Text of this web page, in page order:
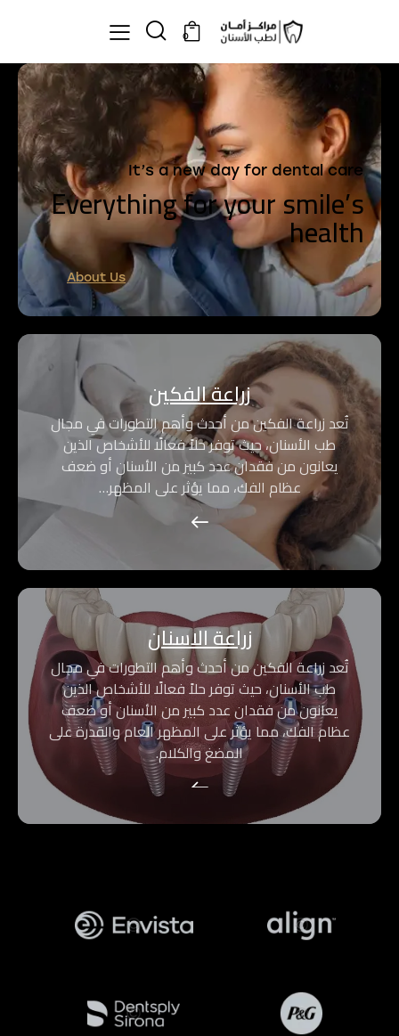
It’s a new day for dental care
Everything for your smile’s
health
About Us
زراعة الفكين
تُعد زراعة الفكين من أحدث وأهم التطورات في مجال
طب الأسنان، حيث توفر حلاً فعالًا للأشخاص الذين
يعانون من فقدان عدد كبير من الأسنان أو ضعف
عظام الفك، مما يؤثر على المظهر…
زراعة الاسنان
تُعد زراعة الفكين من أحدث وأهم التطورات في مجال
طب الأسنان، حيث توفر حلاً فعالًا للأشخاص الذين
يعانون من فقدان عدد كبير من الأسنان أو ضعف
عظام الفك، مما يؤثر على المظهر العام والقدرة على
المضغ والكلام.